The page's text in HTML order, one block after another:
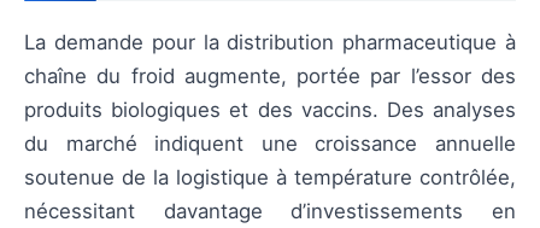
La demande pour la distribution pharmaceutique à
chaîne du froid augmente, portée par l’essor des
produits biologiques et des vaccins. Des analyses
du marché indiquent une croissance annuelle
soutenue de la logistique à température contrôlée,
nécessitant davantage d’investissements en